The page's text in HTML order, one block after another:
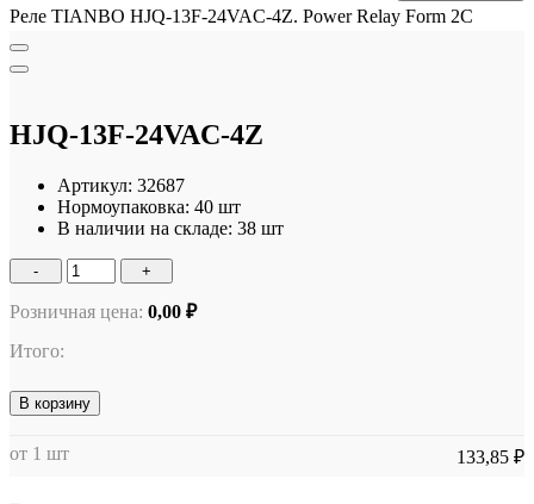
Реле TIANBO HJQ-13F-24VAC-4Z. Power Relay Form 2C
HJQ-13F-24VAC-4Z
Артикул: 32687
Нормоупаковка: 40 шт
В наличии на складе: 38 шт
- +
Розничная цена: 0,00 ₽
Итого:
В корзину
от 1 шт 133,85 ₽